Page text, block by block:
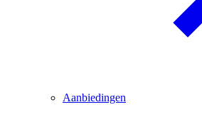
Aanbiedingen